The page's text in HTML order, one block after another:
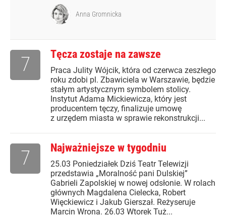
Anna Gromnicka
Tęcza zostaje na zawsze
Praca Julity Wójcik, która od czerwca zeszłego
roku zdobi pl. Zbawiciela w Warszawie, będzie
stałym artystycznym symbolem stolicy.
Instytut Adama Mickiewicza, który jest
producentem tęczy, finalizuje umowę
z urzędem miasta w sprawie rekonstrukcji...
7
Najważniejsze w tygodniu
25.03 Poniedziałek Dziś Teatr Telewizji
przedstawia „Moralność pani Dulskiej”
Gabrieli Zapolskiej w nowej odsłonie. W rolach
głównych Magdalena Cielecka, Robert
Więckiewicz i Jakub Gierszał. Reżyseruje
Marcin Wrona. 26.03 Wtorek Tuż...
7